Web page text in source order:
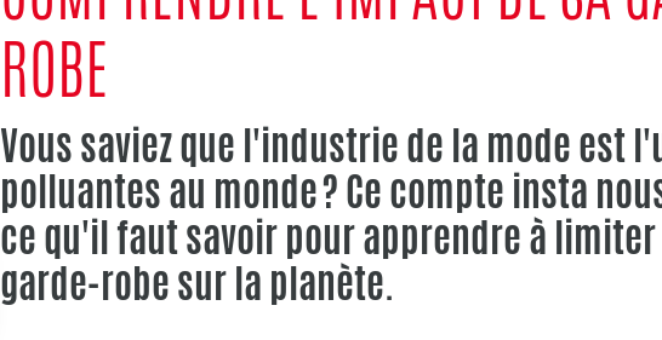
ROBE
Vous saviez que l'industrie de la mode est
polluantes au monde ? Ce compte insta
ce qu'il faut savoir pour apprendre à
garde-robe sur la planète.